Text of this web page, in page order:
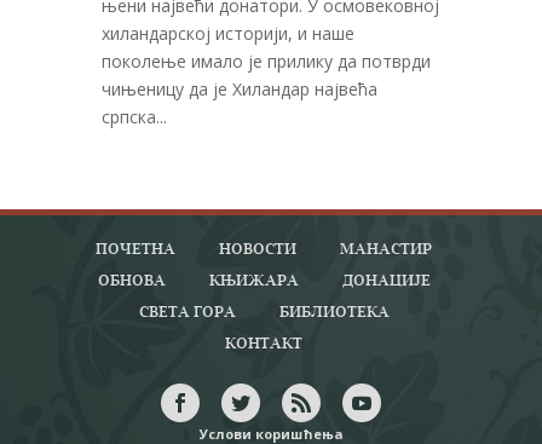
њени највећи донатори. У осмoвековној
хиландарској историји, и наше
поколење имало је прилику да потврди
чињеницу да је Хиландар највећа
српска...
ПОЧЕТНА НОВОСТИ
МАНАСТИР
ОБНОВА
КЊИЖАРА
ДОНАЦИЈЕ
СВЕТА ГОРА
БИБЛИОТЕКА
КОНТАКТ
Услови коришћења